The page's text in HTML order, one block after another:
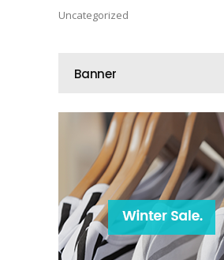
Uncategorized
Banner